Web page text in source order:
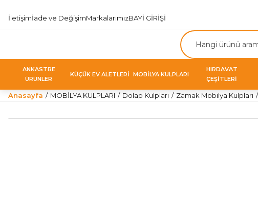
İletişimİade ve DeğişimMarkalarımızBAYİ GİRİŞİ
ANKASTRE
ÜRÜNLER
KÜÇÜK EV ALETLERİ MOBİLYA KULPLARI
HIRDAVAT
ÇEŞİTLERİ
Anasayfa MOBİLYA KULPLARI Dolap Kulpları Zamak Mobilya Kulpları